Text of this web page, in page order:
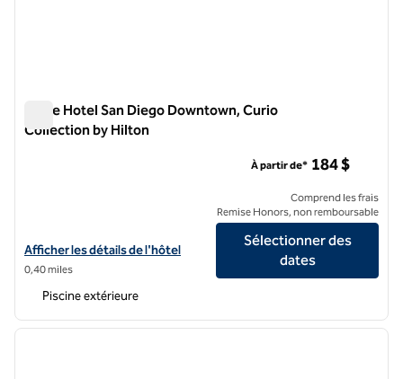
Carte Hotel San Diego Downtown, Curio
Collection by Hilton
Afficher les détails de l'hôtel Carte Hotel San Diego Downtown,
Afficher les détails de l'hôtel
0,40 miles
À partir de* 184 $
Comprend les frais
Remise Honors, non remboursable
Sélectionner des
dates
Piscine extérieure
1 sur 12